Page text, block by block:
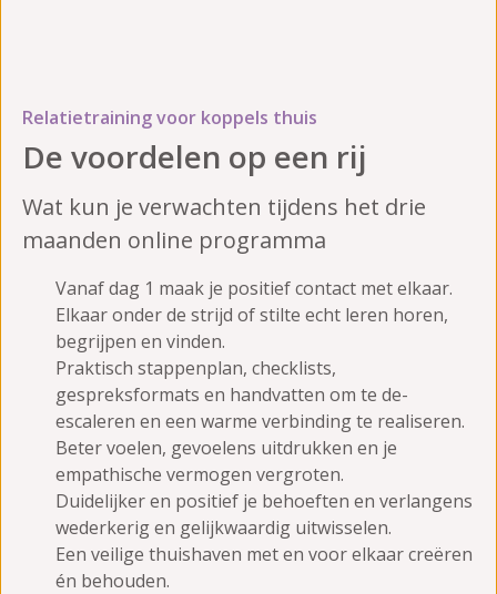
Relatietraining voor koppels thuis
De voordelen op een rij
Wat kun je verwachten tijdens het drie
maanden online programma
Vanaf dag 1 maak je positief contact met elkaar.
Elkaar onder de strijd of stilte echt leren horen,
begrijpen en vinden.
Praktisch stappenplan, checklists,
gespreksformats en handvatten om te de-
escaleren en een warme verbinding te realiseren.
Beter voelen, gevoelens uitdrukken en je
empathische vermogen vergroten.
Duidelijker en positief je behoeften en verlangens
wederkerig en gelijkwaardig uitwisselen.
Een veilige thuishaven met en voor elkaar creëren
én behouden.